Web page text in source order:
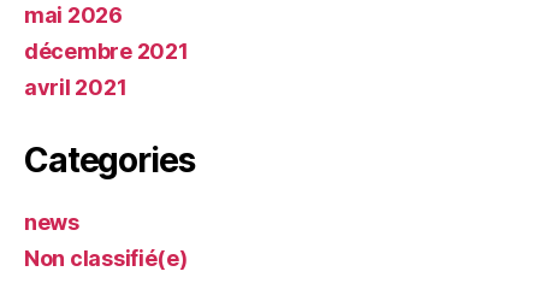
mai 2026
décembre 2021
avril 2021
Categories
news
Non classifié(e)